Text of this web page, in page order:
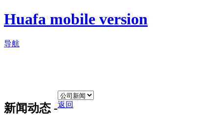
Huafa mobile version
导航
新闻动态 -返回